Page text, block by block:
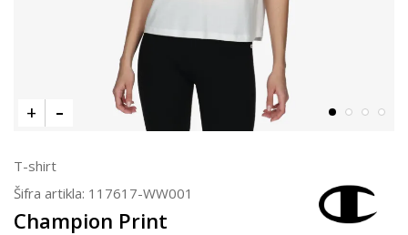
T-shirt
Šifra artikla: 117617-WW001
Champion Print